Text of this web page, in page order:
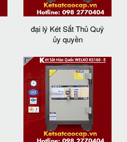
đại lý Két Sắt Thủ Quỹ
ủy quyền